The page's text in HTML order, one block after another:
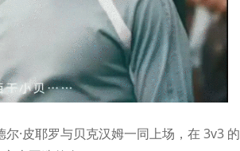
·皮耶罗与贝克汉姆一同上场，在 3v3 的